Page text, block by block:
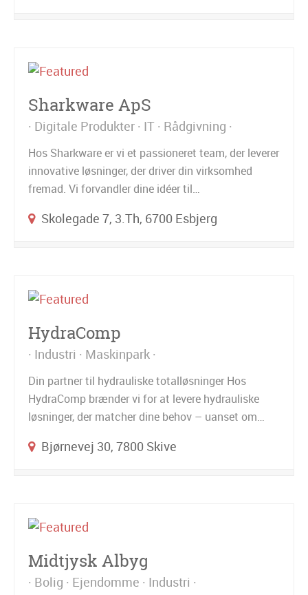
Sharkware ApS
Digitale Produkter IT Rådgivning
Hos Sharkware er vi et passioneret team, der leverer
innovative løsninger, der driver din virksomhed
fremad. Vi forvandler dine idéer til…
Skolegade 7, 3.th, 6700 Esbjerg
HydraComp
Industri Maskinpark
Din partner til hydrauliske totalløsninger Hos
HydraComp brænder vi for at levere hydrauliske
løsninger, der matcher dine behov – uanset om…
Bjørnevej 30, 7800 Skive
Midtjysk Albyg
Bolig Ejendomme Industri